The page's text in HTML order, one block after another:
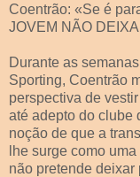
Coentrão: «Se é
JOVEM NÃO
Durante as
Sporting, Coentrão
perspectiva de
até adepto do clube
noção de que a
lhe surge como
não pretende deixar